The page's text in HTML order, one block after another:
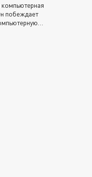
побеждает